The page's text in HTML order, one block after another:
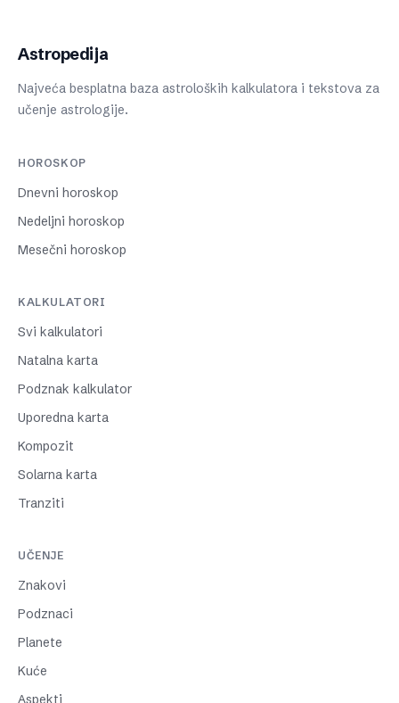
Astropedija
Najveća besplatna baza astroloških kalkulatora i tekstova za
učenje astrologije.
HOROSKOP
Dnevni horoskop
Nedeljni horoskop
Mesečni horoskop
KALKULATORI
Svi kalkulatori
Natalna karta
Podznak kalkulator
Uporedna karta
Kompozit
Solarna karta
Tranziti
UČENJE
Znakovi
Podznaci
Planete
Kuće
Aspekti